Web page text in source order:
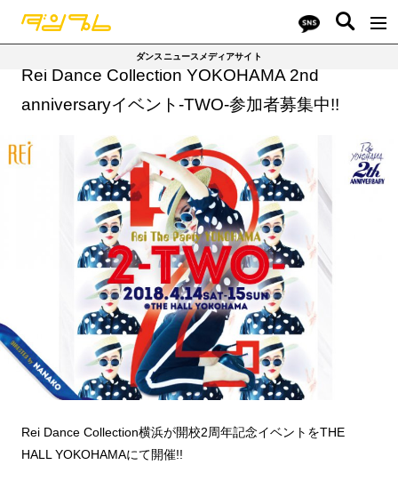
ダンスニュースメディアサイト
Rei Dance Collection YOKOHAMA 2nd
anniversaryイベント-TWO-参加者募集中!!
Rei Dance Collection横浜が開校2周年記念イベントをTHE
HALL YOKOHAMAにて開催!!